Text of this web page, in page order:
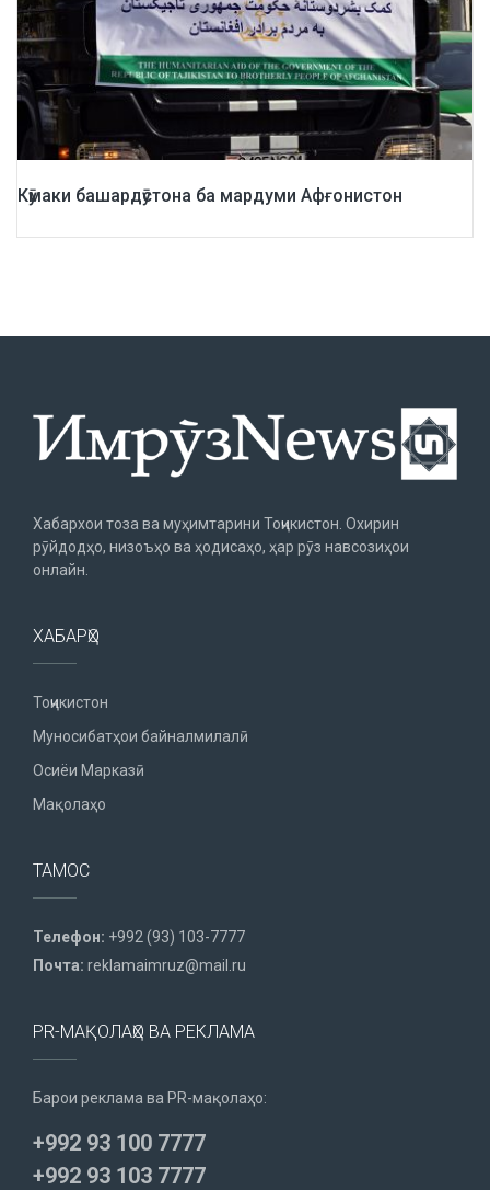
Кӯмаки башардӯстона ба мардуми Афғонистон
Хабархои тоза ва муҳимтарини Тоҷикистон. Охирин
рӯйдодҳо, низоъҳо ва ҳодисаҳо, ҳар рӯз навсозиҳои
онлайн.
ХАБАРҲО
Тоҷикистон
Муносибатҳои байналмилалӣ
Осиёи Марказӣ
Мақолаҳо
ТАМОС
Телефон: +992 (93) 103-7777
Почта: reklamaimruz@mail.ru
PR-МАҚОЛАҲО ВА РЕКЛАМА
Барои реклама ва PR-мақолаҳо:
+992 93 100 7777
+992 93 103 7777